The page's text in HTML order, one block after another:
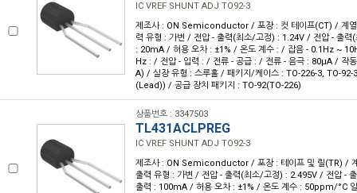
IC VREF SHUNT ADJ TO92-3
제조사 : ON Semiconductor / 포장 : 컷 테이프(CT) / 계
력 유형 : 가변 / 전압 - 출력(최소/고정) : 1.24V / 전압 - 출력
: 20mA / 허용 오차 : ±1% / 온도 계수 : / 잡음 - 0.1Hz ~
Hz : / 전압 - 입력 : / 전류 - 공급 : / 전류 - 음극 : 80µA / 작
A) / 실장 유형 : 스루홀 / 패키지/케이스 : TO-226-3, TO-92-
(Lead)) / 공급 장치 패키지 : TO-92(TO-226)
상품번호 : 3347503
TL431ACLPREG
IC VREF SHUNT ADJ TO92-3
제조사 : ON Semiconductor / 포장 : 테이프 및 릴(TR) /
출력 유형 : 가변 / 전압 - 출력(최소/고정) : 2.495V / 전압 -
출력 : 100mA / 허용 오차 : ±1% / 온도 계수 : 50ppm/°C